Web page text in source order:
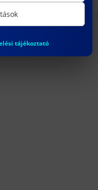
tájékoztató